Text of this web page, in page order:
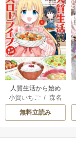
人質生活から始め
るスローライフ
小賀いちご /森名
尚
無料立読み